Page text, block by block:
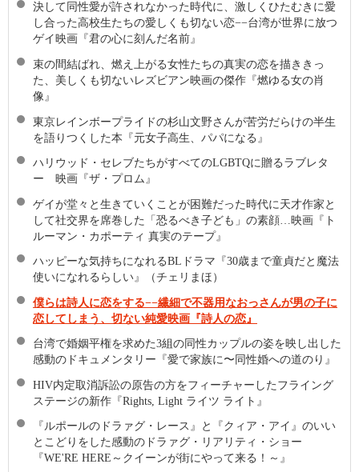
決して同性愛が許されなかった時代に、激しくひたむきに愛
し合った高校生たちの愛しくも切ない恋−−台湾が世界に放つ
ゲイ映画『君の心に刻んだ名前』
束の間結ばれ、燃え上がる女性たちの真実の恋を描ききっ
た、美しくも切ないレズビアン映画の傑作『燃ゆる女の肖
像』
東京レインボープライドの杉山文野さんが苦労だらけの半生
を語りつくした本『元女子高生、パパになる』
ハリウッド・セレブたちがすべてのLGBTQに贈るラブレタ
ー 映画『ザ・プロム』
ゲイが堂々と生きていくことが困難だった時代に天才作家と
して社交界を席巻した「恐るべき子ども」の素顔…映画『ト
ルーマン・カポーティ 真実のテープ』
ハッピーな気持ちになれるBLドラマ『30歳まで童貞だと魔法
使いになれるらしい』（チェリまほ）
僕らは詩人に恋をする−−繊細で不器用なおっさんが男の子に
恋してしまう、切ない純愛映画『詩人の恋』
台湾で婚姻平権を求めた3組の同性カップルの姿を映し出した
感動のドキュメンタリー『愛で家族に〜同性婚への道のり』
HIV内定取消訴訟の原告の方をフィーチャーしたフライング
ステージの新作『Rights, Light ライツ ライト』
『ルポールのドラァグ・レース』と『クィア・アイ』のいい
とこどりをした感動のドラァグ・リアリティ・ショー
『WE'RE HERE～クイーンが街にやって来る！～』